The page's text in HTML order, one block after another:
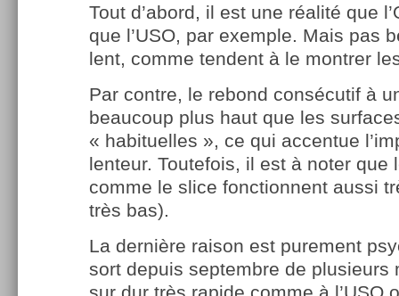
Tout d’abord, il est une réalité que
que l’USO, par exemple. Mais pas
lent, comme tendent à le montrer
Par contre, le rebond consécutif à
beaucoup plus haut que les
« habituelles », ce qui accentue
lenteur. Toutefois, il est à noter que
comme le slice fonctionnent aussi
très bas).
La dernière raison est purement
sort depuis septembre de plusieurs